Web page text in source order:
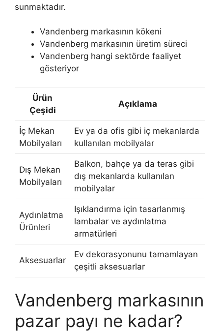
sunmaktadır.
Vandenberg markasının kökeni
Vandenberg markasının üretim süreci
Vandenberg hangi sektörde faaliyet
gösteriyor
Ürün
Çeşidi
Açıklama
İç Mekan
Mobilyaları
Ev ya da ofis gibi iç mekanlarda
kullanılan mobilyalar
Dış Mekan
Mobilyaları
Balkon, bahçe ya da teras gibi
dış mekanlarda kullanılan
mobilyalar
Aydınlatma
Ürünleri
Işıklandırma için tasarlanmış
lambalar ve aydınlatma
armatürleri
Aksesuarlar
Ev dekorasyonunu tamamlayan
çeşitli aksesuarlar
Vandenberg markasının
pazar payı ne kadar?